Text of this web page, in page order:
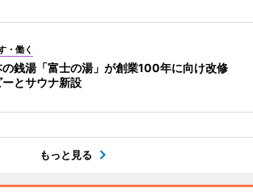
・働く
の銭湯「富士の湯」が創業100年に向け改修
ーとサウナ新設
もっと見る